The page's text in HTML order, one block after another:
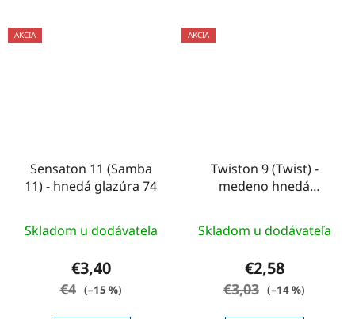
AKCIA
Sensaton 11 (Samba
11) - hnedá glazúra 74
Skladom u dodávateľa
€3,40
€4 (–15 %)
AKCIA
Twiston 9 (Twist) -
medeno hnedá
Skladom u dodávateľa
€2,58
€3,03 (–14 %)